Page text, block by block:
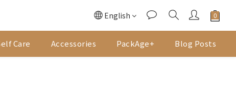
English
Care Accessories PackAge+ Blog Posts